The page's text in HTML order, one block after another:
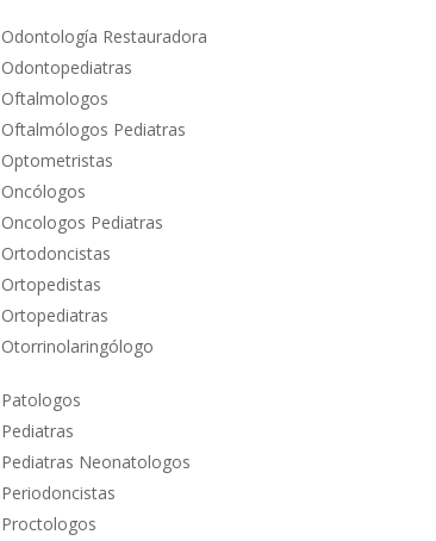
Odontología Restauradora
Odontopediatras
Oftalmologos
Oftalmólogos Pediatras
Optometristas
Oncólogos
Oncologos Pediatras
Ortodoncistas
Ortopedistas
Ortopediatras
Otorrinolaringólogo
Patologos
Pediatras
Pediatras Neonatologos
Periodoncistas
Proctologos